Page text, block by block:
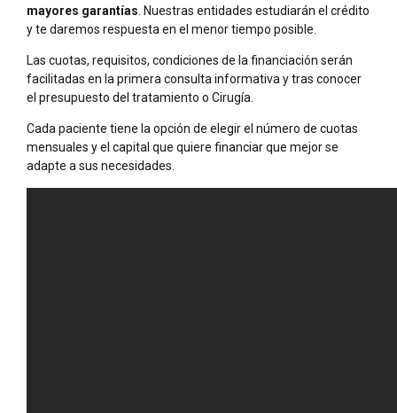
mayores garantías . Nuestras entidades estudiarán el crédito
y te daremos respuesta en el menor tiempo posible.
Las cuotas, requisitos, condiciones de la financiación serán
facilitadas en la primera consulta informativa y tras conocer
el presupuesto del tratamiento o Cirugía.
Cada paciente tiene la opción de elegir el número de cuotas
mensuales y el capital que quiere financiar que mejor se
adapte a sus necesidades.